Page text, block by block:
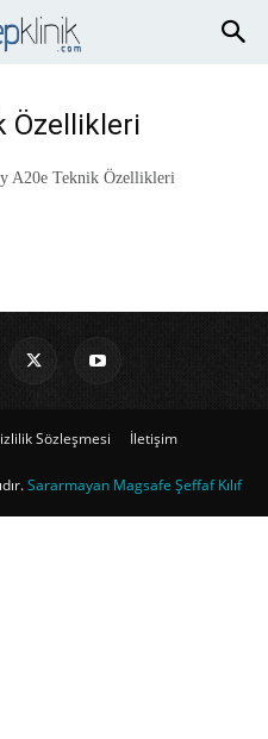
Özellikleri
A20e Teknik Özellikleri
Sözleşmesi İletişim
Sararmayan Magsafe Şeffaf Kılıf